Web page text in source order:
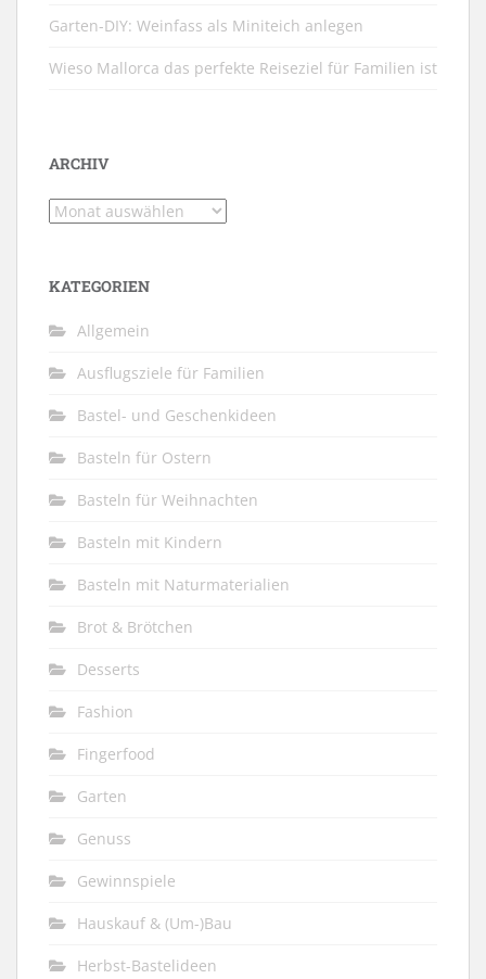
Garten-DIY: Weinfass als Miniteich anlegen
Wieso Mallorca das perfekte Reiseziel für Familien ist
ARCHIV
Archiv
KATEGORIEN
Allgemein
Ausflugsziele für Familien
Bastel- und Geschenkideen
Basteln für Ostern
Basteln für Weihnachten
Basteln mit Kindern
Basteln mit Naturmaterialien
Brot & Brötchen
Desserts
Fashion
Fingerfood
Garten
Genuss
Gewinnspiele
Hauskauf & (Um-)Bau
Herbst-Bastelideen